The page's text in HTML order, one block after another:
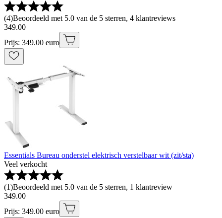
(4)Beoordeeld met 5.0 van de 5 sterren, 4 klantreviews
349.00
Prijs: 349.00 euro
Essentials Bureau onderstel elektrisch verstelbaar wit (zit/sta)
Veel verkocht
(1)Beoordeeld met 5.0 van de 5 sterren, 1 klantreview
349.00
Prijs: 349.00 euro